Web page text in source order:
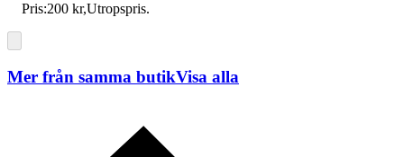
Pris:200 kr,Utropspris.
Mer från samma butikVisa alla